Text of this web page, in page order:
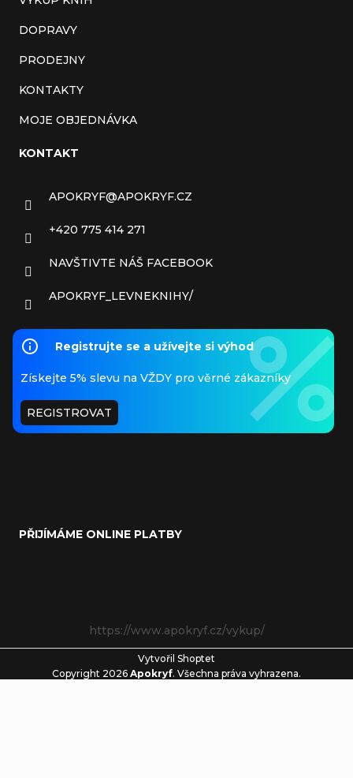
DOPRAVY
PRODEJNY
KONTAKTY
MOJE OBJEDNÁVKA
KONTAKT
APOKRYF@APOKRYF.CZ
+420 775 414 271
NAVŠTIVTE NÁŠ FACEBOOK
APOKRYF_LEVNEKNIHY/
Registrujte se a užívejte si výhod
Získejte 5% slevu na VŽDY pro věrné zákazníky
REGISTROVAT
PŘIJÍMÁME ONLINE PLATBY
https://www.apokryf.cz/vykup/
Vytvořil Shoptet
Copyright 2026 Apokryf. Všechna práva vyhrazena.